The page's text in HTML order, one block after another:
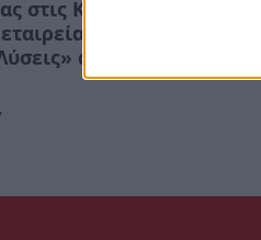
στις Κροκεές
αναζητά